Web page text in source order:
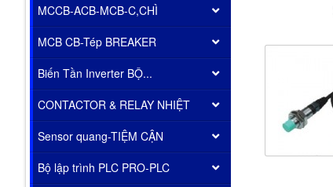
MCCB-ACB-MCB-C,CHÌ
MCB CB-Tép BREAKER
Biến Tần Inverter BỘ...
CONTACTOR & RELAY NHIỆT
Sensor quang-TIỆM CẬN
Bộ lập trình PLC PRO-PLC